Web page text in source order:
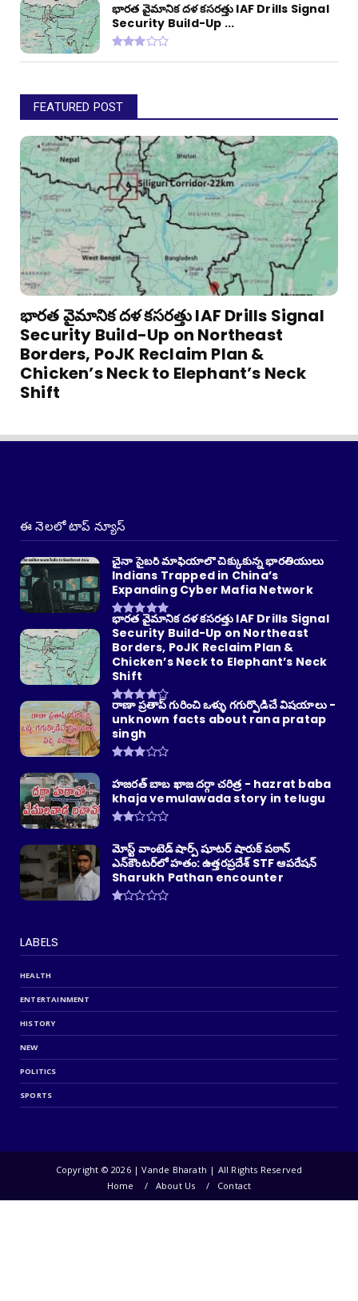
భారత వైమానిక దళ కసరత్తు IAF Drills Signal
Security Build-Up ...
FEATURED POST
భారత వైమానిక దళ కసరత్తు IAF Drills Signal
Security Build-Up on Northeast
Borders, PoJK Reclaim Plan &
Chicken’s Neck to Elephant’s Neck
Shift
ఈ నెలలో టాప్ న్యూస్
చైనా సైబర్ మాఫియాలో చిక్కుకున్న భారతీయులు
Indians Trapped in China’s
Expanding Cyber Mafia Network
భారత వైమానిక దళ కసరత్తు IAF Drills Signal
Security Build-Up on Northeast
Borders, PoJK Reclaim Plan &
Chicken’s Neck to Elephant’s Neck
Shift
రాణా ప్రతాప్ గురించి ఒళ్ళు గగుర్పొడిచే విషయాలు -
unknown facts about rana pratap
singh
హజరత్ బాబ ఖాజ దర్గా చరిత్ర - hazrat baba
khaja vemulawada story in telugu
మోస్ట్ వాంటెడ్ షార్ప్ షూటర్ షారుక్ పఠాన్
ఎన్‌కౌంటర్‌లో హతం: ఉత్తరప్రదేశ్ STF ఆపరేషన్
Sharukh Pathan encounter
LABELS
HEALTH
ENTERTAINMENT
HISTORY
NEW
POLITICS
SPORTS
Copyright © 2026 | Vande Bharath | All Rights Reserved
Home
About Us Contact